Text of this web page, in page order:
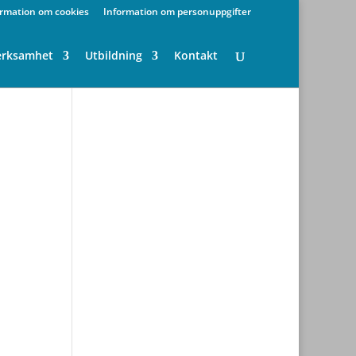
om cookies Information om personuppgifter
Utbildning Kontakt